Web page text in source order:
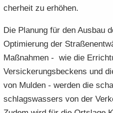
cher­heit zu er­hö­hen.
Die Pla­nung für den Aus­bau
Op­ti­mie­rung der
Maß­nah­men - wie die
Ver­si­cke­rungs­be­ckens und
von Mul­den - wer­den die
schlags­was­sers von der